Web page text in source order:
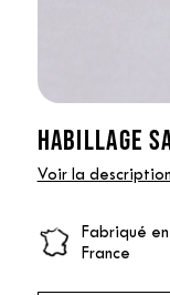
HABILLAGE
Voir la description
Fabriqué en
France